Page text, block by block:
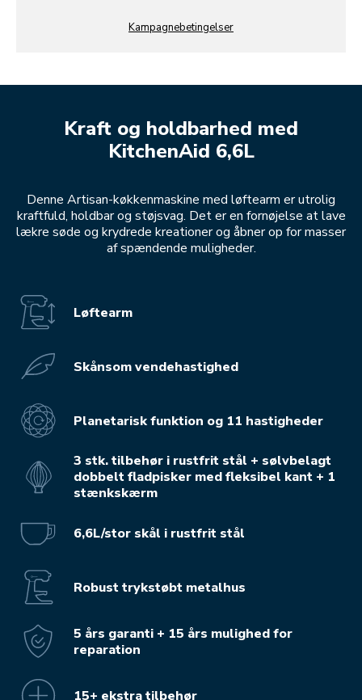
Kampagnebetingelser
Kraft og holdbarhed med
KitchenAid 6,6L
Denne Artisan-køkkenmaskine med løftearm er utrolig
kraftfuld, holdbar og støjsvag. Det er en fornøjelse at lave
lækre søde og krydrede kreationer og åbner op for masser
af spændende muligheder.
Løftearm
Skånsom vendehastighed
Planetarisk funktion og 11 hastigheder
3 stk. tilbehør i rustfrit stål + sølvbelagt
dobbelt fladpisker med fleksibel kant + 1
stænkskærm
6,6L/stor skål i rustfrit stål
Robust trykstøbt metalhus
5 års garanti + 15 års mulighed for
reparation
15+ ekstra tilbehør